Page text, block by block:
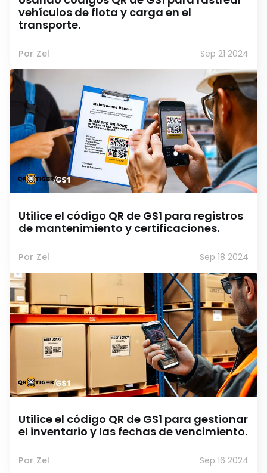
vehículos de flota y carga en el
transporte.
Por Zel Sep 21 2024
Utilice el código QR de GS1 para registros
de mantenimiento y certificaciones.
Por Zel Sep 18 2024
Utilice el código QR de GS1 para gestionar
el inventario y las fechas de vencimiento.
Por Zel Sep 16 2024